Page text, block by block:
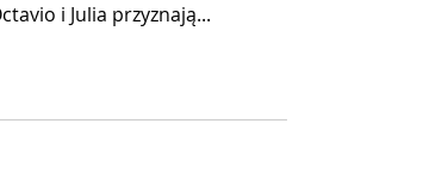
i Julia przyznają...